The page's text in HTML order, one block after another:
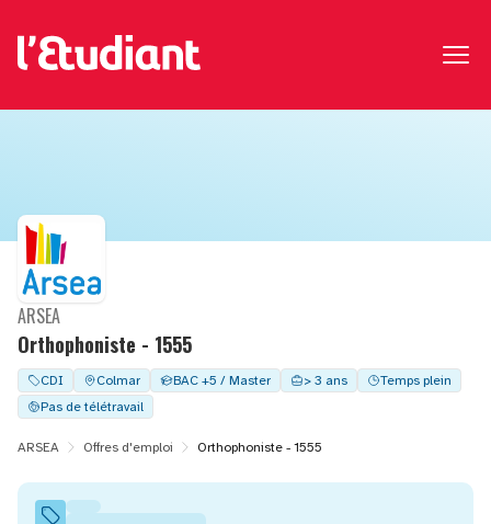
Orthophoniste - 1555
ARSEA
CDI Colmar BAC +5 / Master > 3 ans
Temps plein
Pas de télétravail
ARSEA Offres d'emploi Orthophoniste - 1555